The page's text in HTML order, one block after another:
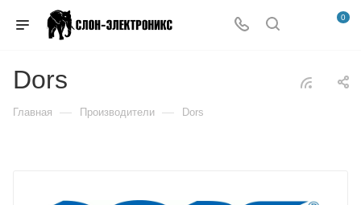
0
Dors
Главная — Производители — Dors